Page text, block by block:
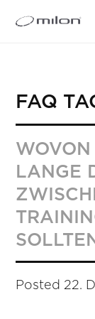
FAQ
LANGE
Posted22.